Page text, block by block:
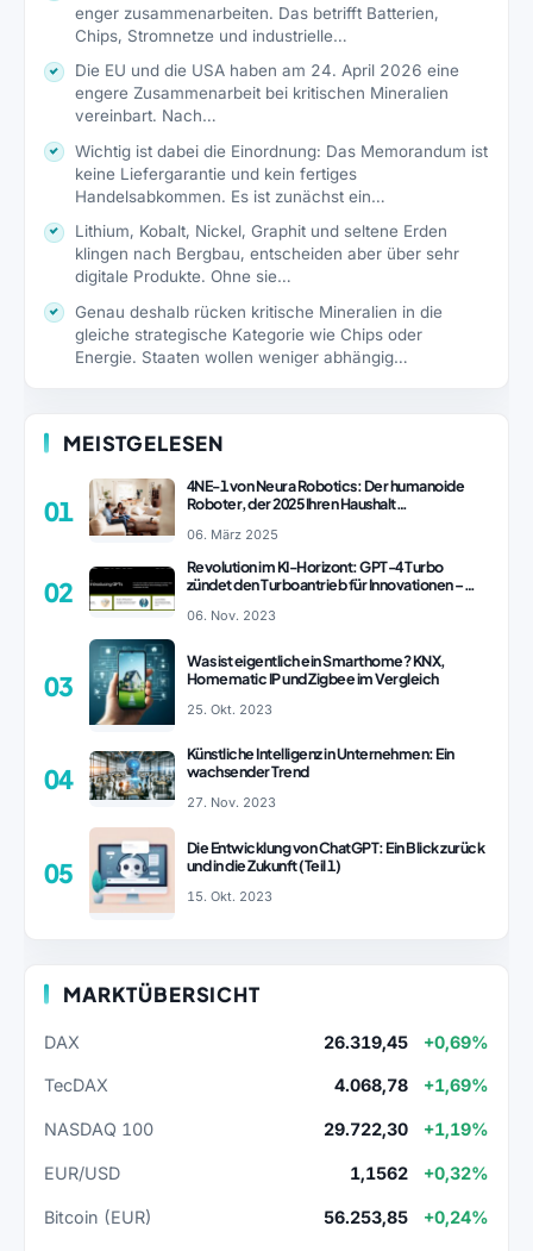
enger zusammenarbeiten. Das betrifft Batterien,
Chips, Stromnetze und industrielle…
Die EU und die USA haben am 24. April 2026 eine
engere Zusammenarbeit bei kritischen Mineralien
vereinbart. Nach…
Wichtig ist dabei die Einordnung: Das Memorandum ist
keine Liefergarantie und kein fertiges
Handelsabkommen. Es ist zunächst ein…
Lithium, Kobalt, Nickel, Graphit und seltene Erden
klingen nach Bergbau, entscheiden aber über sehr
digitale Produkte. Ohne sie…
Genau deshalb rücken kritische Mineralien in die
gleiche strategische Kategorie wie Chips oder
Energie. Staaten wollen weniger abhängig…
MEISTGELESEN
01
4NE-1 von Neura Robotics: Der humanoide
Roboter, der 2025 Ihren Haushalt
06. März 2025
02
Revolution im KI-Horizont: GPT-4 Turbo
zündet den Turboantrieb für Innovationen –
06. Nov. 2023
03
Was ist eigentlich ein Smarthome? KNX,
Homematic IP und Zigbee im Vergleich
25. Okt. 2023
04
Künstliche Intelligenz in Unternehmen: Ein
wachsender Trend
27. Nov. 2023
05
Die Entwicklung von ChatGPT: Ein Blick zurück
und in die Zukunft (Teil 1)
15. Okt. 2023
MARKTÜBERSICHT
DAX 26.319,45 +0,69%
TecDAX 4.068,78 +1,69%
NASDAQ 100 29.722,30 +1,19%
EUR/USD 1,1562 +0,32%
Bitcoin (EUR) 56.253,85 +0,24%